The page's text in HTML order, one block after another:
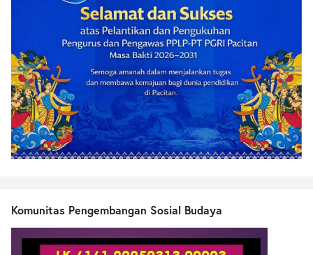
Komunitas Pengembangan Sosial Budaya